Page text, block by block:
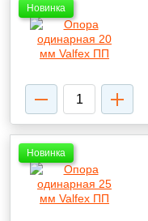
Новинка
Новинка